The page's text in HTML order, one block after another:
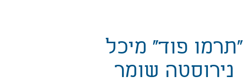
"תרמו פוד" מיכל
נירוסטה שומר